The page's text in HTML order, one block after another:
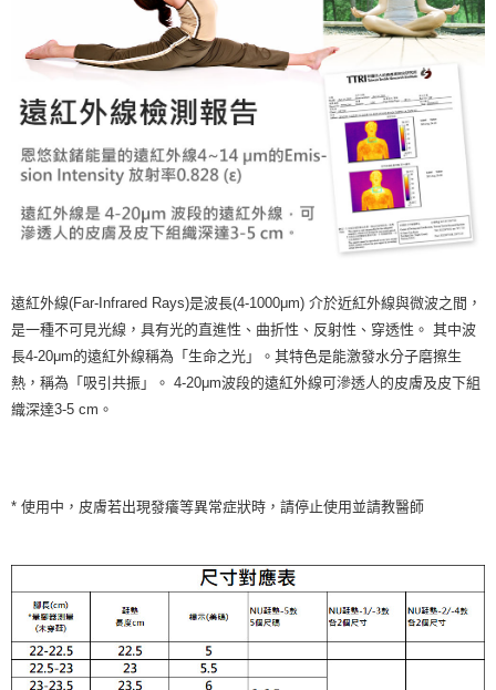
遠紅外線(Far-Infrared Rays)是波長(4-1000μm) 介於近紅外線與微波之間，
是一種不可見光線，具有光的直進性、曲折性、反射性、穿透性。 其中波
長4-20μm的遠紅外線稱為「生命之光」。其特色是能激發水分子磨擦生
熱，稱為「吸引共振」。 4-20μm波段的遠紅外線可滲透人的皮膚及皮下組
織深達3-5 cm。
* 使用中，皮膚若出現發癢等異常症狀時，請停止使用並請教醫師